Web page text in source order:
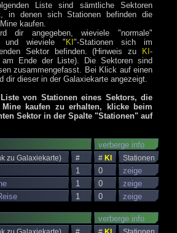
Liste sind sämtliche Sektoren
in denen sich Stationen befinden die
kaufen.
dir angegeben, wieviele "normale"
und wieviele "KI "-Stationen sich im
Sektor befinden. (Hinweis zu
KI -
am Ende der Liste). Die Sektoren sind
zusammengefasst. Bei Klick auf einen
dir dieser in der Galaxiekarte angezeigt.
von Stationen eines Sektors, die
Mine kaufen zu erhalten, klicke beim
Sektor in der Spalte "Stationen" auf
verberge info
zu Galaxiekarte) # # KI Stationen
1 0
zeige
1 0
zeige
1 0 zeige
verberge info